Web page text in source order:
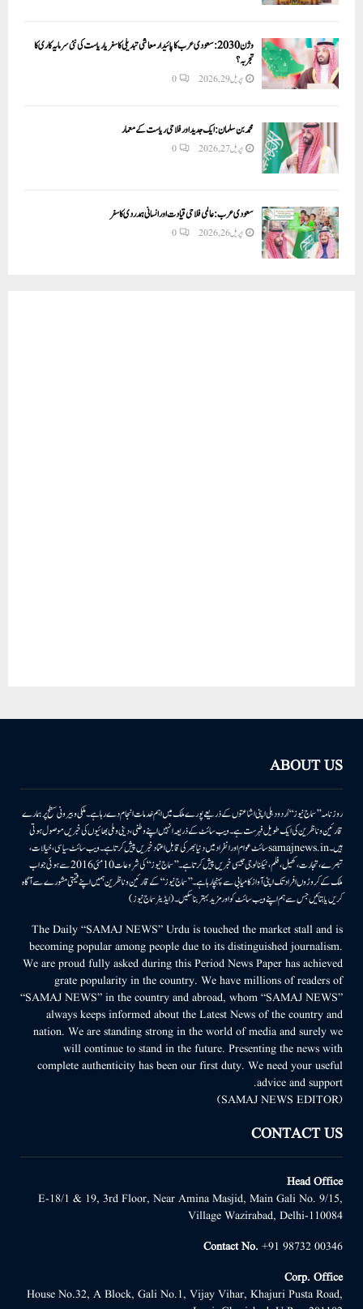
وژن 2030:سعودی عرب کا پائیدار معاشی تبدیلی کا سفر یا ریاست کی نئی سرمایہ کاری کا
تجربہ؟
اپریل 29, 2026 0
محمد بن سلمان: ایک جدید اور فلاحی ریاست کے معمار
اپریل 27, 2026 0
سعودی عرب: عالمی فلاحی قیادت اور انسانی ہمدردی کا سفر
اپریل 26, 2026 0
ABOUT US
روزنامہ ’’سماج نیوز‘‘ اُردو دہلی اپنی اشاعتوں کے ذریعے پورے ملک میں اہم خدمات انجام دے رہا ہے۔ ملکی وبیرونی سطح پر ہمارے
قارئین وناظرین کی ایک طویل فہرست ہے۔ ویب سائٹ کے ذریعہ انہیں اپنے وطنی، دینی وملی بھائیوں کی خبریں موصول ہوتی
ہیں۔samajnews.inسائٹ عوام اور انفراد میں دنیا بھر کی قابل اعتماد خبریں پیش کرتا ہے۔ ویب سائٹ سیاسی، خیالات،
تبصرے، تجارت، کھیل، فلم، ٹیکنالوجی جیسی خبریں پیش کرتا ہے۔ ’’سماج نیوز‘‘ کی شروعات 10مئی 2016 سے ہوئی جو اب
ملک کے کروڑوں افراد تک اپنی آواز کامیابی سے پہنچا رہا ہے۔ ’’سماج نیوز‘‘ کے قارئین وناظرین ہمیں اپنے قیمتی مشورے سے آگاہ
کریں یا بتائیں جس سے ہم اپنے ویب سائٹ کو اور مزید بہتر بناسکیں۔ (ایڈیٹر سماج نیوز)
The Daily “SAMAJ NEWS” Urdu is touched the market stall and is
becoming popular among people due to its distinguished journalism.
We are proud fully asked during this Period News Paper has achieved
grate popularity in the country. We have millions of readers of
“SAMAJ NEWS” in the country and abroad, whom “SAMAJ NEWS”
always keeps informed about the Latest News of the country and
nation. We are standing strong in the world of media and surely we
will continue to stand in the future. Presenting the news with
complete authenticity has been our first duty. We need your useful
advice and support.
(SAMAJ NEWS EDITOR)
CONTACT US
Head Office
E-18/1 & 19, 3rd Floor, Near Amina Masjid, Main Gali No. 9/15,
Village Wazirabad, Delhi-110084
Contact No. +91 98732 00346
Corp. Office
House No.32, A Block, Gali No.1, Vijay Vihar, Khajuri Pusta Road,